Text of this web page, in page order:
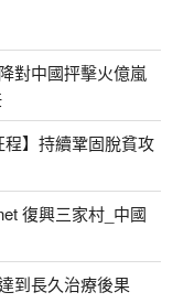
對中國抨擊火億嵐
程】持續鞏固脫貧攻
復興三家村_中國
到長久治療後果